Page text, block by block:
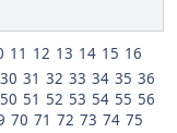
11 12 13 14 15 16
30 31 32 33 34 35 36
50 51 52 53 54 55 56
70 71 72 73 74 75